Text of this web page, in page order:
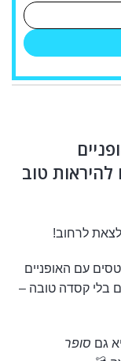
טוב
לרחוב!
עם האופניים
בלי קסדה טובה –
גם סופר